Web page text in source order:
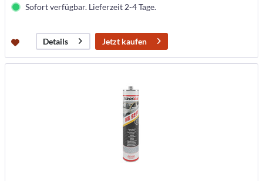
Sofort verfügbar. Lieferzeit 2-4 Tage.
Details Jetzt kaufen